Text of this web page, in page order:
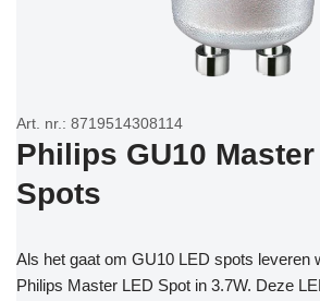
Art. nr.: 8719514308114
Philips GU10 Master
Spots
Als het gaat om GU10 LED spots leveren
Philips Master LED Spot in 3.7W. Deze